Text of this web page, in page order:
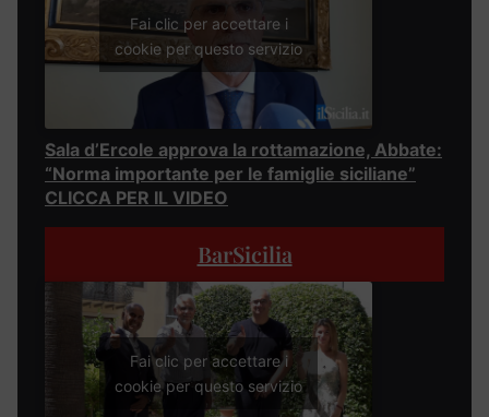
Fai clic per accettare i
cookie per questo servizio
Sala d’Ercole approva la rottamazione, Abbate:
“Norma importante per le famiglie siciliane”
CLICCA PER IL VIDEO
BarSicilia
Fai clic per accettare i
cookie per questo servizio